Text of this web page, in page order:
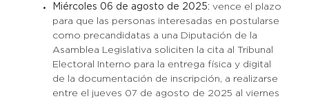
Miércoles 06 de agosto de 2025: vence el plazo
para que las personas interesadas en postularse
como precandidatas a una Diputación de la
Asamblea Legislativa soliciten la cita al Tribunal
Electoral Interno para la entrega física y digital
de la documentación de inscripción, a realizarse
entre el jueves 07 de agosto de 2025 al viernes